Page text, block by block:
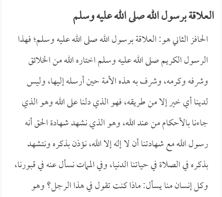
العلاقة برسول الله صلى الله عليه وسلم
الحافز الثاني هو: العلاقة برسول الله صلى الله عليه وسلم؛ فهذا
الرسول الكريم صلى الله عليه وسلم اختاره الله من الخلائق
وشرفه وكرمه، وشرف به هذه الأمة حين أرسله إليها، وليس
لدينا أي خير إلا من طريقه، فهو الذي دلنا على الله وهو الذي
جاءنا بالأحكام من عند الله، وهو الذي نشهد شهادة الحق أنه
رسول الله مع شهادتنا أن لا إله إلا الله، نؤذن بذكره ونتشهد
بذكره في الصلاة في حياتنا الدنيا، وفي الممات نسأل عنه في قبورنا،
وكل إنسان منا يسأل: ماذا كنت تقول في هذا الرجل؟ وهو